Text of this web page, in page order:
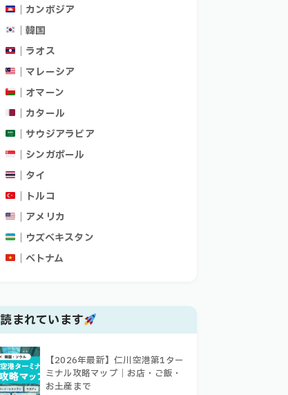
｜カンボジア
｜韓国
｜ラオス
｜マレーシア
｜オマーン
｜カタール
｜サウジアラビア
｜シンガポール
｜タイ
｜トルコ
｜アメリカ
｜ウズベキスタン
｜ベトナム
読まれています
【2026年最新】仁川空港第1ター
ミナル攻略マップ｜お店・ご飯・
お土産まで